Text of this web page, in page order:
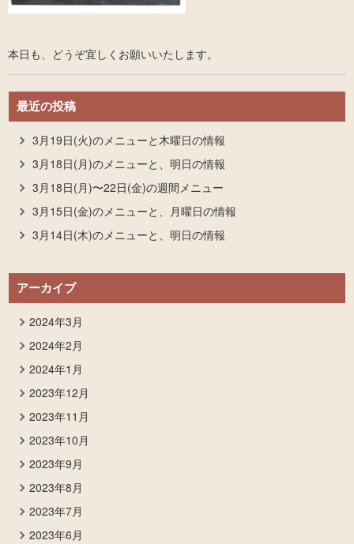
本日も、どうぞ宜しくお願いいたします。
最近の投稿
3月19日(火)のメニューと木曜日の情報
3月18日(月)のメニューと、明日の情報
3月18日(月)〜22日(金)の週間メニュー
3月15日(金)のメニューと、月曜日の情報
3月14日(木)のメニューと、明日の情報
アーカイブ
2024年3月
2024年2月
2024年1月
2023年12月
2023年11月
2023年10月
2023年9月
2023年8月
2023年7月
2023年6月